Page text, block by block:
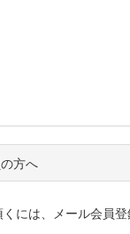
方へ
には、メール会員登